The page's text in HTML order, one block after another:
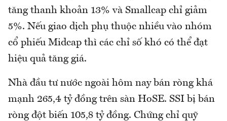
tăng thanh khoản 13% và Smallcap chỉ giảm
5%. Nếu giao dịch phụ thuộc nhiều vào nhóm
cổ phiếu Midcap thì các chỉ số khó có thể đạt
hiệu quả tăng giá.
Nhà đầu tư nước ngoài hôm nay bán ròng khá
mạnh 265,4 tỷ đồng trên sàn HoSE. SSI bị bán
ròng đột biến 105,8 tỷ đồng. Chứng chỉ quỹ